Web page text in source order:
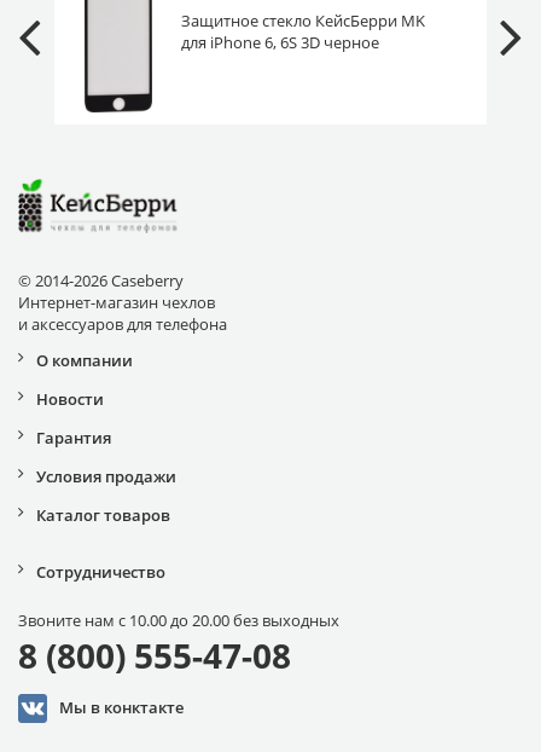
Защитное стекло КейсБерри MK
для iPhone 6, 6S 3D черное
© 2014-2026 Caseberry
Интернет-магазин чехлов
и аксессуаров для телефона
О компании
Новости
Гарантия
Условия продажи
Каталог товаров
Сотрудничество
Звоните нам с 10.00 до 20.00 без выходных
8 (800) 555-47-08
Мы в конктакте